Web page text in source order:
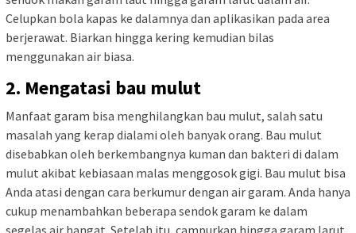
Celupkan bola kapas ke dalamnya dan aplikasikan pada area
berjerawat. Biarkan hingga kering kemudian bilas
menggunakan air biasa.
2. Mengatasi bau mulut
Manfaat garam bisa menghilangkan bau mulut, salah satu
masalah yang kerap dialami oleh banyak orang. Bau mulut
disebabkan oleh berkembangnya kuman dan bakteri di dalam
mulut akibat kebiasaan malas menggosok gigi. Bau mulut bisa
Anda atasi dengan cara berkumur dengan air garam. Anda hanya
cukup menambahkan beberapa sendok garam ke dalam